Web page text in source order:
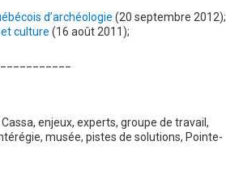
d’archéologie (20 septembre 2012);
culture (16 août 2011);
, enjeux, experts, groupe de travail ,
, musée, pistes de solutions, Pointe-